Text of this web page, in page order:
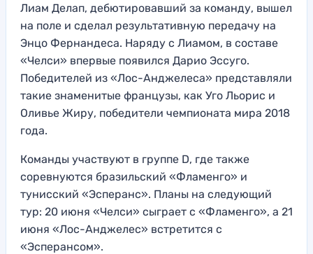
Лиам Делап, дебютировавший за команду, вышел
на поле и сделал результативную передачу на
Энцо Фернандеса. Наряду с Лиамом, в составе
«Челси» впервые появился Дарио Эссуго.
Победителей из «Лос-Анджелеса» представляли
такие знаменитые французы, как Уго Льорис и
Оливье Жиру, победители чемпионата мира 2018
года.
Команды участвуют в группе D, где также
соревнуются бразильский «Фламенго» и
тунисский «Эсперанс». Планы на следующий
тур: 20 июня «Челси» сыграет с «Фламенго», а 21
июня «Лос-Анджелес» встретится с
«Эсперансом».